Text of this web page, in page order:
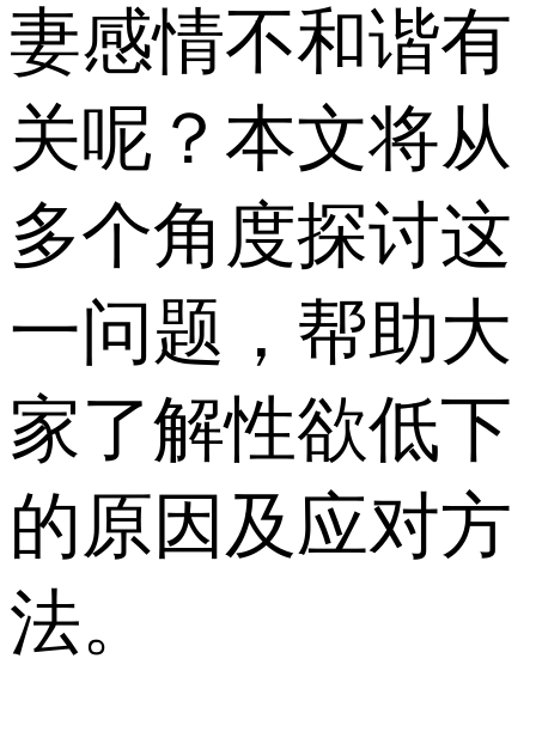
妻感情不和谐有
关呢？本文将从
多个角度探讨这
一问题，帮助大
家了解性欲低下
的原因及应对方
法。